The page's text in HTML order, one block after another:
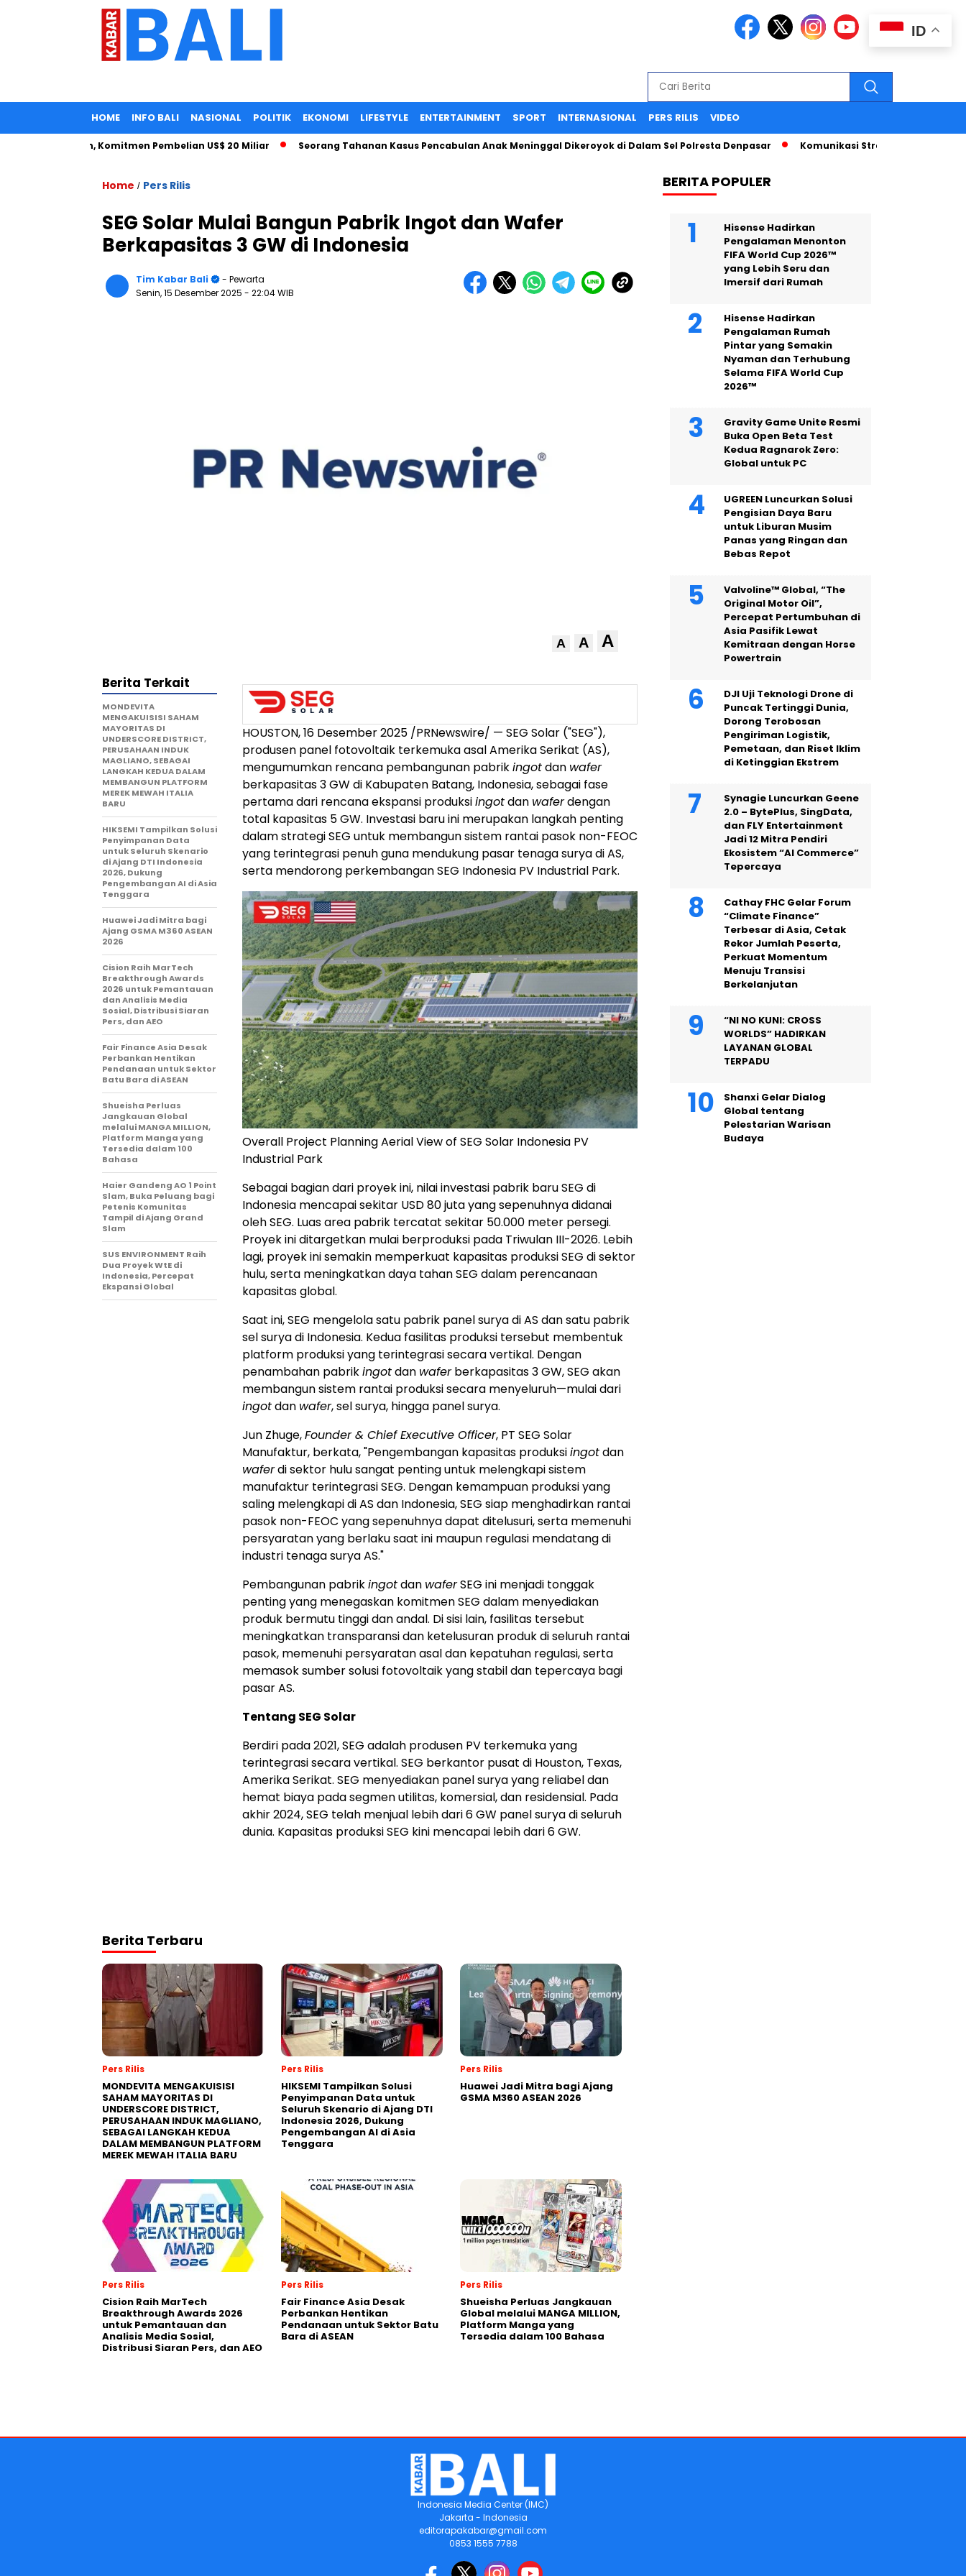
HOME INFO BALI NASIONAL POLITIK EKONOMI LIFESTYLE ENTERTAINMENT SPORT INTERNASIONAL PERS RILIS VIDEO
Turun, Komitmen Pembelian US$ 20 Miliar Seorang Tahanan Kasus Pencabulan Anak Meninggal Dikeroyok di Dalam Sel Polresta Denpasar Komunikasi Strategis Publikasi Press
Home / Pers Rilis
SEG Solar Mulai Bangun Pabrik Ingot dan Wafer
Berkapasitas 3 GW di Indonesia
Tim Kabar Bali
- Pewarta
Senin, 15 Desember 2025 - 22:04 WIB
A A A
HOUSTON, 16 Desember 2025 /PRNewswire/ — SEG Solar ("SEG"),
produsen panel fotovoltaik terkemuka asal Amerika Serikat (AS),
mengumumkan rencana pembangunan pabrikingotdan wafer
berkapasitas 3 GW di Kabupaten Batang, Indonesia, sebagai fase
pertama dari rencana ekspansi produksiingotdan waferdengan
total kapasitas 5 GW. Investasi baru ini merupakan langkah penting
dalam strategi SEG untuk membangun sistem rantai pasok non-FEOC
yang terintegrasi penuh guna mendukung pasar tenaga surya di AS,
serta mendorong perkembangan SEG Indonesia PV Industrial Park.
Overall Project Planning Aerial View of SEG Solar Indonesia PV
Industrial Park
Sebagai bagian dari proyek ini, nilai investasi pabrik baru SEG di
Indonesia mencapai sekitar USD 80juta yang sepenuhnya didanai
oleh SEG. Luas area pabrik tercatat sekitar 50.000 meter persegi.
Proyek ini ditargetkan mulai berproduksi pada Triwulan III-2026. Lebih
lagi, proyek ini semakin memperkuat kapasitas produksi SEG di sektor
hulu, serta meningkatkan daya tahan SEG dalam perencanaan
kapasitas global.
Saat ini, SEG mengelola satu pabrik panel surya di AS dan satu pabrik
sel surya di Indonesia. Kedua fasilitas produksi tersebut membentuk
platform produksi yang terintegrasi secara vertikal. Dengan
penambahan pabrikingotdan waferberkapasitas 3 GW, SEG akan
membangun sistem rantai produksi secara menyeluruh—mulai dari
ingotdan wafer, sel surya, hingga panel surya.
Jun Zhuge,Founder & Chief Executive Officer, PT SEG Solar
Manufaktur, berkata, "Pengembangan kapasitas produksiingotdan
waferdi sektor hulu sangat penting untuk melengkapi sistem
manufaktur terintegrasi SEG. Dengan kemampuan produksi yang
saling melengkapi di AS dan Indonesia, SEG siap menghadirkan rantai
pasok non-FEOC yang sepenuhnya dapat ditelusuri, serta memenuhi
persyaratan yang berlaku saat ini maupun regulasi mendatang di
industri tenaga surya AS."
Pembangunan pabrikingotdan waferSEG ini menjadi tonggak
penting yang menegaskan komitmen SEG dalam menyediakan
produk bermutu tinggi dan andal. Di sisi lain, fasilitas tersebut
meningkatkan transparansi dan ketelusuran produk di seluruh rantai
pasok, memenuhi persyaratan asal dan kepatuhan regulasi, serta
memasok sumber solusi fotovoltaik yang stabil dan tepercaya bagi
pasar AS.
Tentang SEG Solar
Berdiri pada 2021, SEG adalah produsen PV terkemuka yang
terintegrasi secara vertikal. SEG berkantor pusat di Houston, Texas,
Amerika Serikat. SEG menyediakan panel surya yang reliabel dan
hemat biaya pada segmen utilitas, komersial, dan residensial. Pada
akhir 2024, SEG telah menjual lebih dari 6 GW panel surya di seluruh
dunia. Kapasitas produksi SEG kini mencapai lebih dari 6 GW.
Berita Terkait
MONDEVITA
MENGAKUISISI SAHAM
MAYORITAS DI
UNDERSCORE DISTRICT,
PERUSAHAAN INDUK
MAGLIANO, SEBAGAI
LANGKAH KEDUA DALAM
MEMBANGUN PLATFORM
MEREK MEWAH ITALIA
BARU
HIKSEMI Tampilkan Solusi
Penyimpanan Data
untuk Seluruh Skenario
di Ajang DTI Indonesia
2026, Dukung
Pengembangan AI di Asia
Tenggara
Huawei Jadi Mitra bagi
Ajang GSMA M360 ASEAN
2026
Cision Raih MarTech
Breakthrough Awards
2026 untuk Pemantauan
dan Analisis Media
Sosial, Distribusi Siaran
Pers, dan AEO
Fair Finance Asia Desak
Perbankan Hentikan
Pendanaan untuk Sektor
Batu Bara di ASEAN
Shueisha Perluas
Jangkauan Global
melalui MANGA MILLION,
Platform Manga yang
Tersedia dalam 100
Bahasa
Haier Gandeng AO 1 Point
Slam, Buka Peluang bagi
Petenis Komunitas
Tampil di Ajang Grand
Slam
SUS ENVIRONMENT Raih
Dua Proyek WtE di
Indonesia, Percepat
Ekspansi Global
Berita Terbaru
Pers Rilis
MONDEVITA MENGAKUISISI
SAHAM MAYORITAS DI
UNDERSCORE DISTRICT,
PERUSAHAAN INDUK MAGLIANO,
SEBAGAI LANGKAH KEDUA
DALAM MEMBANGUN PLATFORM
MEREK MEWAH ITALIA BARU
Pers Rilis
HIKSEMI Tampilkan Solusi
Penyimpanan Data untuk
Seluruh Skenario di Ajang DTI
Indonesia 2026, Dukung
Pengembangan AI di Asia
Tenggara
Pers Rilis
Huawei Jadi Mitra bagi Ajang
GSMA M360 ASEAN 2026
Pers Rilis
Cision Raih MarTech
Breakthrough Awards 2026
untuk Pemantauan dan
Analisis Media Sosial,
Distribusi Siaran Pers, dan AEO
Pers Rilis
Fair Finance Asia Desak
Perbankan Hentikan
Pendanaan untuk Sektor Batu
Bara di ASEAN
Pers Rilis
Shueisha Perluas Jangkauan
Global melalui MANGA MILLION,
Platform Manga yang
Tersedia dalam 100 Bahasa
BERITA POPULER
Hisense Hadirkan
Pengalaman Menonton
FIFA World Cup 2026™
yang Lebih Seru dan
Imersif dari Rumah
Hisense Hadirkan
Pengalaman Rumah
Pintar yang Semakin
Nyaman dan Terhubung
Selama FIFA World Cup
2026™
Gravity Game Unite Resmi
Buka Open Beta Test
Kedua Ragnarok Zero:
Global untuk PC
UGREEN Luncurkan Solusi
Pengisian Daya Baru
untuk Liburan Musim
Panas yang Ringan dan
Bebas Repot
Valvoline™ Global, “The
Original Motor Oil”,
Percepat Pertumbuhan di
Asia Pasifik Lewat
Kemitraan dengan Horse
Powertrain
DJI Uji Teknologi Drone di
Puncak Tertinggi Dunia,
Dorong Terobosan
Pengiriman Logistik,
Pemetaan, dan Riset Iklim
di Ketinggian Ekstrem
Synagie Luncurkan Geene
2.0 – BytePlus, SingData,
dan FLY Entertainment
Jadi 12 Mitra Pendiri
Ekosistem “AI Commerce”
Tepercaya
Cathay FHC Gelar Forum
“Climate Finance”
Terbesar di Asia, Cetak
Rekor Jumlah Peserta,
Perkuat Momentum
Menuju Transisi
Berkelanjutan
“NI NO KUNI: CROSS
WORLDS” HADIRKAN
LAYANAN GLOBAL
TERPADU
Shanxi Gelar Dialog
Global tentang
Pelestarian Warisan
Budaya
ID
Indonesia Media Center (IMC)
Jakarta - Indonesia
editorapakabar@gmail.com
0853 1555 7788